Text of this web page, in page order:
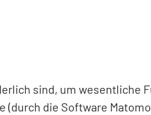
sind, um wesentliche
die Software